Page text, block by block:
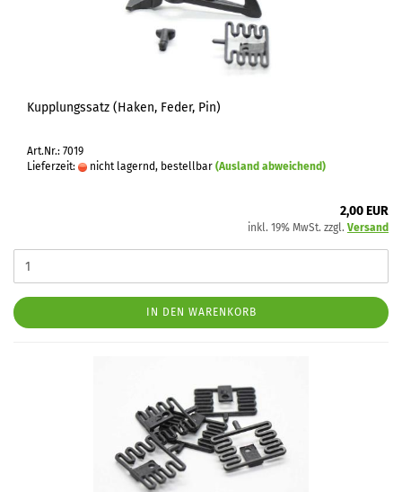
Kupplungssatz (Haken, Feder, Pin)
Art.Nr.: 7019
Lieferzeit:
nicht lagernd, bestellbar (Ausland abweichend)
2,00 EUR
inkl. 19% MwSt. zzgl. Versand
IN DEN WARENKORB